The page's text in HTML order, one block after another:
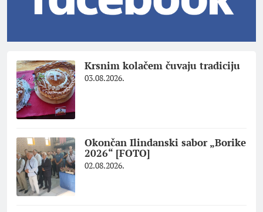
Krsnim kolačem čuvaju tradiciju
03.08.2026.
Okončan Ilindanski sabor „Borike
2026“ [FOTO]
02.08.2026.